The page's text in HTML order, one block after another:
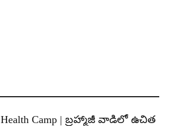
Health Camp | బ్రహ్మాజీ వాడిలో ఉచిత